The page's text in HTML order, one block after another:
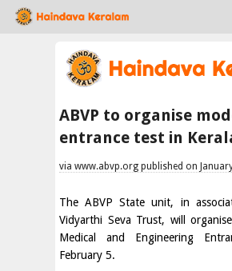
ABVP to organise
entrance test in
via www.abvp.org published on
The ABVP State unit, in
Vidyarthi Seva Trust, will
Medical and Engineering
February 5.